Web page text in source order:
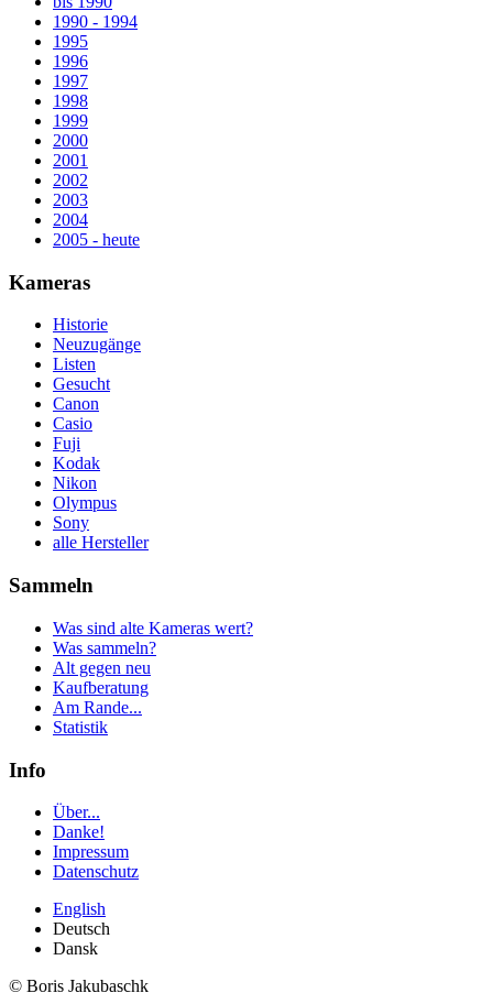
1990 - 1994
1995
1996
1997
1998
1999
2000
2001
2002
2003
2004
2005 - heute
Kameras
Historie
Neuzugänge
Listen
Gesucht
Canon
Casio
Fuji
Kodak
Nikon
Olympus
Sony
alle Hersteller
Sammeln
Was sind alte Kameras wert?
Was sammeln?
Alt gegen neu
Kaufberatung
Am Rande...
Statistik
Info
Über...
Danke!
Impressum
Datenschutz
English
Deutsch
Dansk
© Boris Jakubaschk